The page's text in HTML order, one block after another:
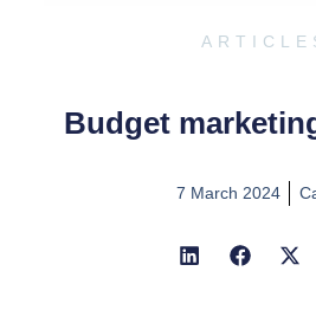
Budget
7 March 2024